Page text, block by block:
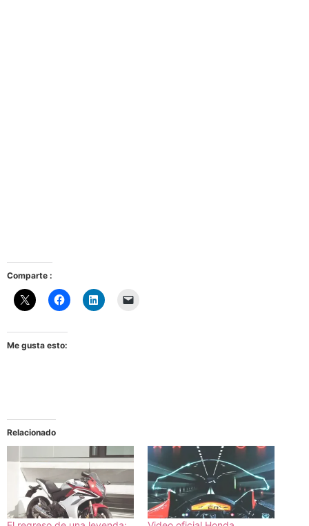
Comparte :
Me gusta esto:
Relacionado